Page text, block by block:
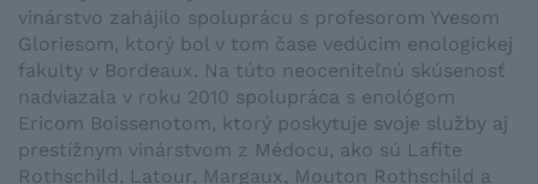
vinárstvo zahájilo spoluprácu s profesorom Yvesom
Gloriesom, ktorý bol v tom čase vedúcim enologickej
fakulty v Bordeaux. Na túto neoceniteľnú skúsenosť
nadviazala v roku 2010 spolupráca s enológom
Ericom Boissenotom, ktorý poskytuje svoje služby aj
prestížnym vinárstvom z Médocu, ako sú Lafite
Rothschild, Latour, Margaux, Mouton Rothschild a